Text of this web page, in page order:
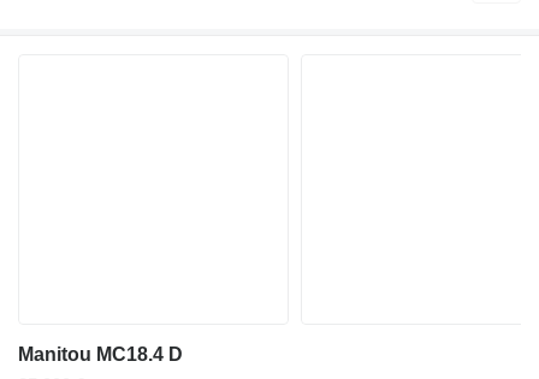
Manitou MC18.4 D